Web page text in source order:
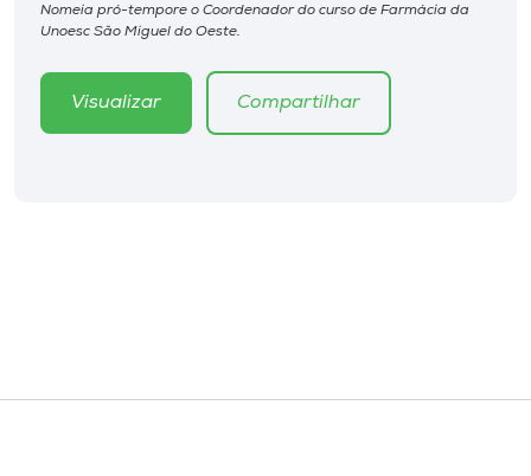
Biblioteca
Editora
Nomeia pró-tempore o Coordenador do curso de Farmácia da
Unoesc São Miguel do Oeste.
Visualizar Compartilhar